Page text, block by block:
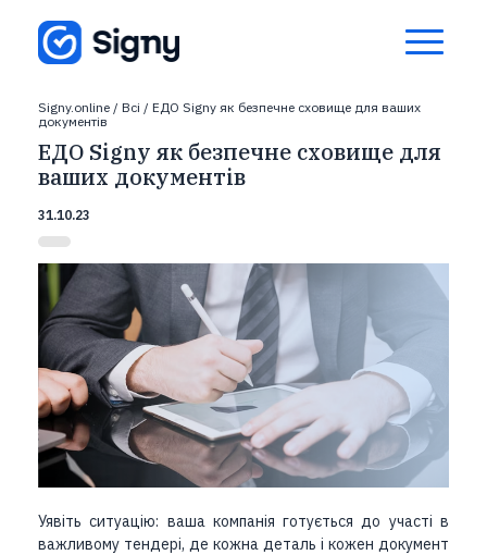
Signy.online / Всі / ЕДО Signy як безпечне сховище для ваших
документів
ЕДО Signy як безпечне сховище для
ваших документів
31.10.23
Уявіть ситуацію: ваша компанія готується до участі в
важливому тендері, де кожна деталь і кожен документ